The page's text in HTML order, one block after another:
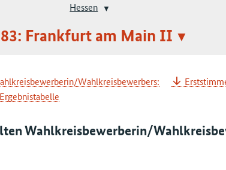
Hessen
Frankfurt am Main II
Wahlkreisbewerbers:
Ergebnistabelle
Wahlkreisbewerberin/